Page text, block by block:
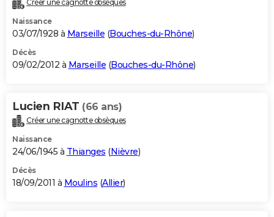
Créer une cagnotte obsèques
Naissance
03/07/1928 à Marseille (Bouches-du-Rhône)
Décès
09/02/2012 à Marseille (Bouches-du-Rhône)
Lucien RIAT (66 ans)
Créer une cagnotte obsèques
Naissance
24/06/1945 à Thianges (Nièvre)
Décès
18/09/2011 à Moulins (Allier)